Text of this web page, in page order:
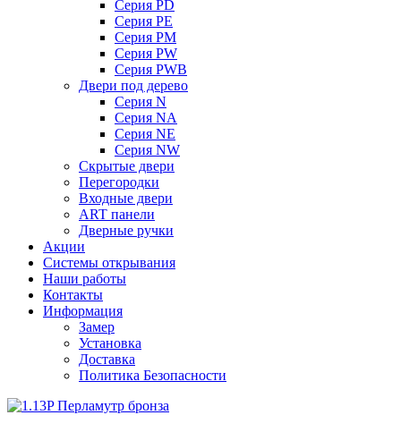
Серия PD
Серия PE
Серия PM
Серия PW
Серия PWB
Двери под дерево
Серия N
Серия NA
Серия NE
Серия NW
Скрытые двери
Перегородки
Входные двери
ART панели
Дверные ручки
Акции
Системы открывания
Наши работы
Контакты
Информация
Замер
Установка
Доставка
Политика Безопасности